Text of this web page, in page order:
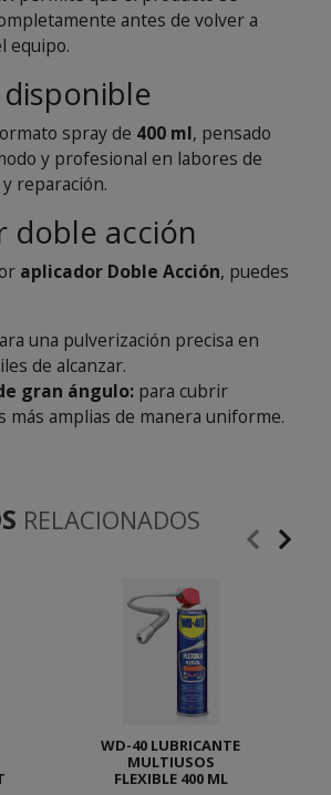
antes de volver a
equipo.
spray de 400 ml, pensado
y profesional en labores de
reparación.
doble acción
aplicador Doble Acción, puedes
una pulverización precisa en
de alcanzar.
gran ángulo: para cubrir
más amplias de manera uniforme.
RELACIONADOS
WD-40 LUBRICANTE
MULTIUSOS
FLEXIBLE 400 ML